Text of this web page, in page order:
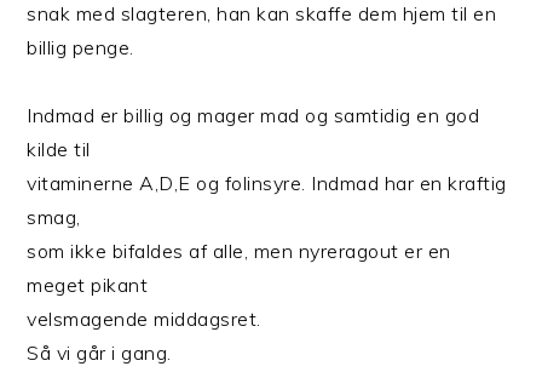
snak med slagteren, han kan skaffe dem hjem til en
billig penge.
Indmad er billig og mager mad og samtidig en god
kilde til
vitaminerne A,D,E og folinsyre. Indmad har en kraftig
smag,
som ikke bifaldes af alle, men nyreragout er en
meget pikant
velsmagende middagsret.
Så vi går i gang.